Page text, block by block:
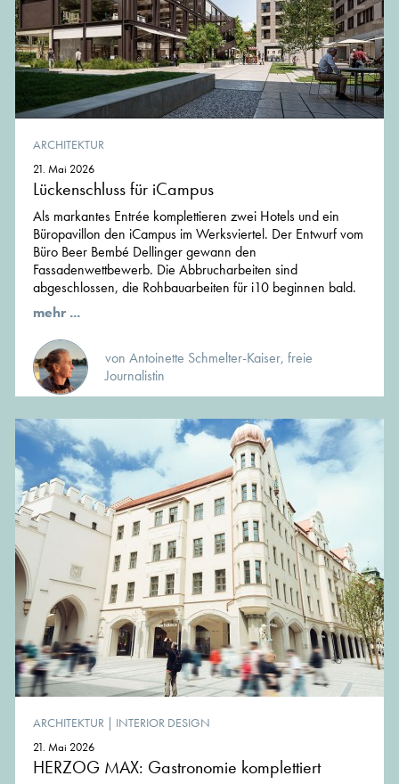
ARCHITEKTUR
21. Mai 2026
Lückenschluss für iCampus
Als markantes Entrée komplettieren zwei Hotels und ein
Büropavillon den iCampus im Werksviertel. Der Entwurf vom
Büro Beer Bembé Dellinger gewann den
Fassadenwettbewerb. Die Abbrucharbeiten sind
abgeschlossen, die Rohbauarbeiten für i10 beginnen bald.
mehr ...
von Antoinette Schmelter-Kaiser, freie
Journalistin
ARCHITEKTUR | INTERIOR DESIGN
21. Mai 2026
HERZOG MAX: Gastronomie komplettiert